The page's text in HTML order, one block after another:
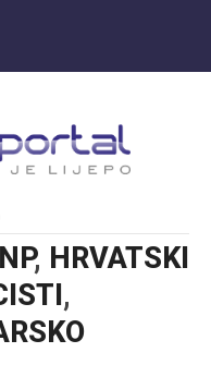
, HRVATSKI
,